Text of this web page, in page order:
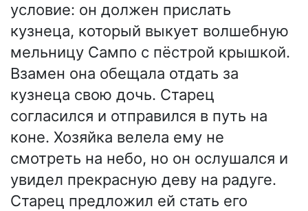
условие: он должен прислать
кузнеца, который выкует волшебную
мельницу Сампо с пёстрой крышкой.
Взамен она обещала отдать за
кузнеца свою дочь. Старец
согласился и отправился в путь на
коне. Хозяйка велела ему не
смотреть на небо, но он ослушался и
увидел прекрасную деву на радуге.
Старец предложил ей стать его